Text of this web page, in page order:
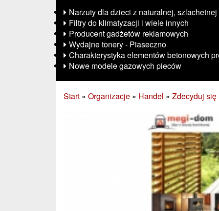
Narzuty dla dzieci z naturalnej, szlachetnej
Filtry do klimatyzacji i wiele innych
Producent gadżetów reklamowych
Wydajne tonery - Piaseczno
Charakterystyka elementów betonowych
Nowe modele gazowych pieców
Start » Organizacje » Handel » Zdecyduj